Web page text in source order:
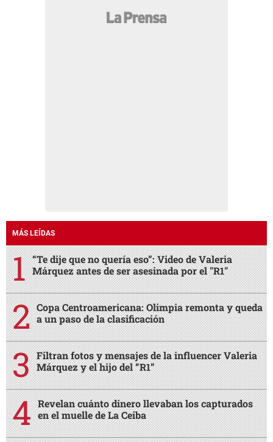
MÁS LEÍDAS
“Te dije que no quería eso”: Video de Valeria
Márquez antes de ser asesinada por el "R1"
Copa Centroamericana: Olimpia remonta y queda
a un paso de la clasificación
Filtran fotos y mensajes de la influencer Valeria
Márquez y el hijo del “R1”
Revelan cuánto dinero llevaban los capturados
en el muelle de La Ceiba